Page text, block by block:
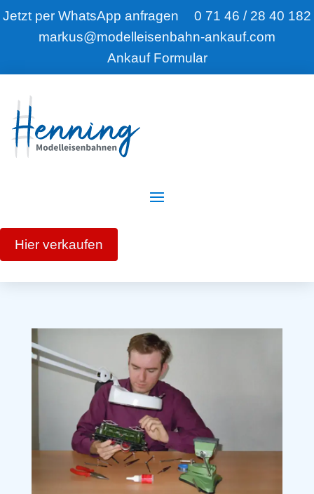
Jetzt per WhatsApp anfragen
0 71 46 / 28 40 182
markus@modelleisenbahn-ankauf.com
Ankauf Formular
Hier verkaufen